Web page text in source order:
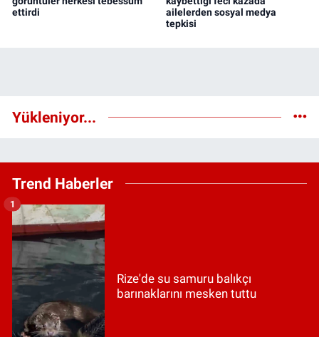
ettirdi
ailelerden sosyal medya
tepkisi
Yükleniyor...
Trend Haberler
Rize'de su samuru balıkçı
barınaklarını mesken tuttu
1